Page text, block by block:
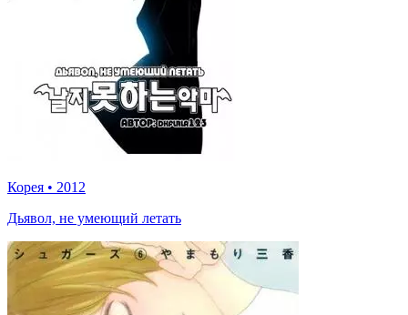
Корея • 2012
Дьявол, не умеющий летать